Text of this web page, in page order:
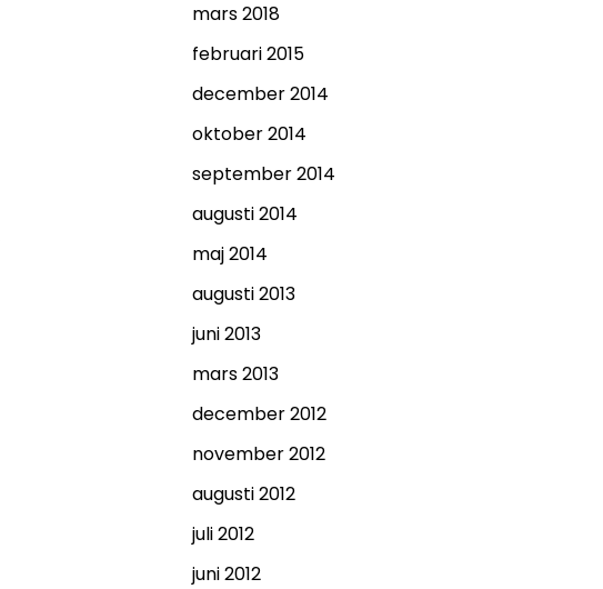
mars 2018
februari 2015
december 2014
oktober 2014
september 2014
augusti 2014
maj 2014
augusti 2013
juni 2013
mars 2013
december 2012
november 2012
augusti 2012
juli 2012
juni 2012